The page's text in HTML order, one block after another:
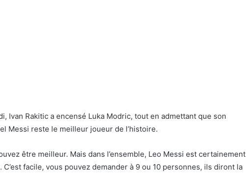
Ivan Rakitic a encensé Luka Modric, tout en admettant que son
Messi reste le meilleur joueur de l’histoire.
être meilleur. Mais dans l’ensemble, Leo Messi est certainement
facile, vous pouvez demander à 9 ou 10 personnes, ils diront la